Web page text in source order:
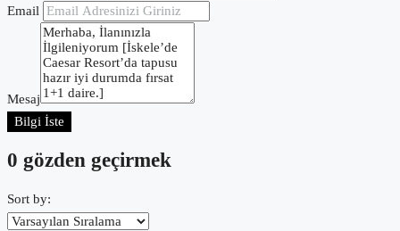
Email
Mesaj
Bilgi İste
0 gözden geçirmek
Sort by: